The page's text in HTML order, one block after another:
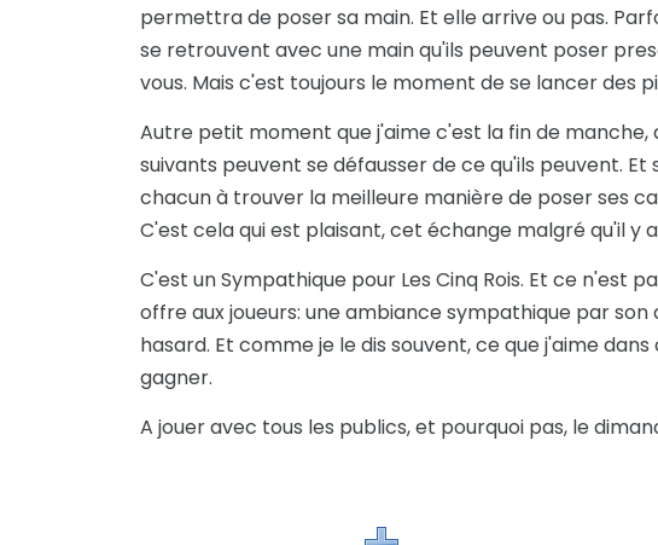
permettra de poser sa main. Et elle arrive ou pas.
se retrouvent avec une main qu'ils peuvent poser
vous. Mais c'est toujours le moment de se lancer des
Autre petit moment que j'aime c'est la fin de manche,
suivants peuvent se défausser de ce qu'ils peuvent.
chacun à trouver la meilleure manière de poser ses
C'est cela qui est plaisant, cet échange malgré qu'il y
C'est un Sympathique pour Les Cinq Rois. Et ce n'est
offre aux joueurs: une ambiance sympathique par
hasard. Et comme je le dis souvent, ce que j'aime
gagner.
A jouer avec tous les publics, et pourquoi pas, le